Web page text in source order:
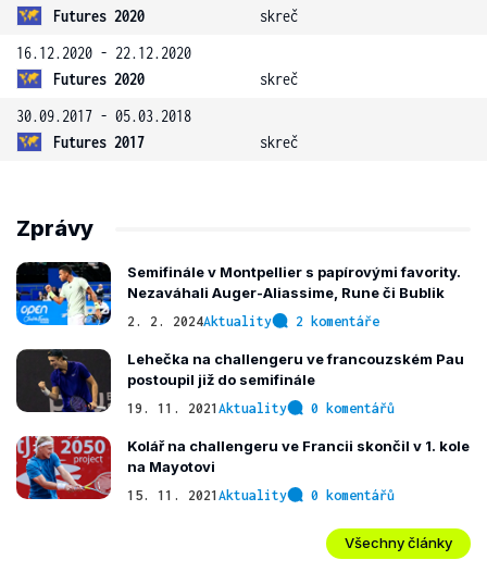
Futures 2020
skreč
16.12.2020 - 22.12.2020
Futures 2020
skreč
30.09.2017 - 05.03.2018
Futures 2017
skreč
Zprávy
Semifinále v Montpellier s papírovými favority.
Nezaváhali Auger-Aliassime, Rune či Bublik
2. 2. 2024Aktuality 2 komentáře
Lehečka na challengeru ve francouzském Pau
postoupil již do semifinále
19. 11. 2021Aktuality 0 komentářů
Kolář na challengeru ve Francii skončil v 1. kole
na Mayotovi
15. 11. 2021Aktuality 0 komentářů
Všechny články